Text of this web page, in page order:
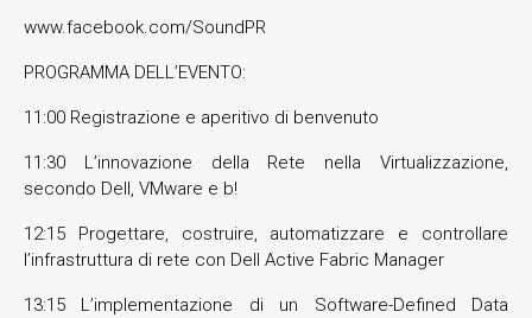
www.facebook.com/SoundPR
PROGRAMMA DELL’EVENTO:
11:00 Registrazione e aperitivo di benvenuto
11:30 L’innovazione della Rete nella Virtualizzazione,
secondo Dell, VMware e b!
12:15 Progettare, costruire, automatizzare e controllare
l’infrastruttura di rete con Dell Active Fabric Manager
13:15 L’implementazione di un Software-Defined Data